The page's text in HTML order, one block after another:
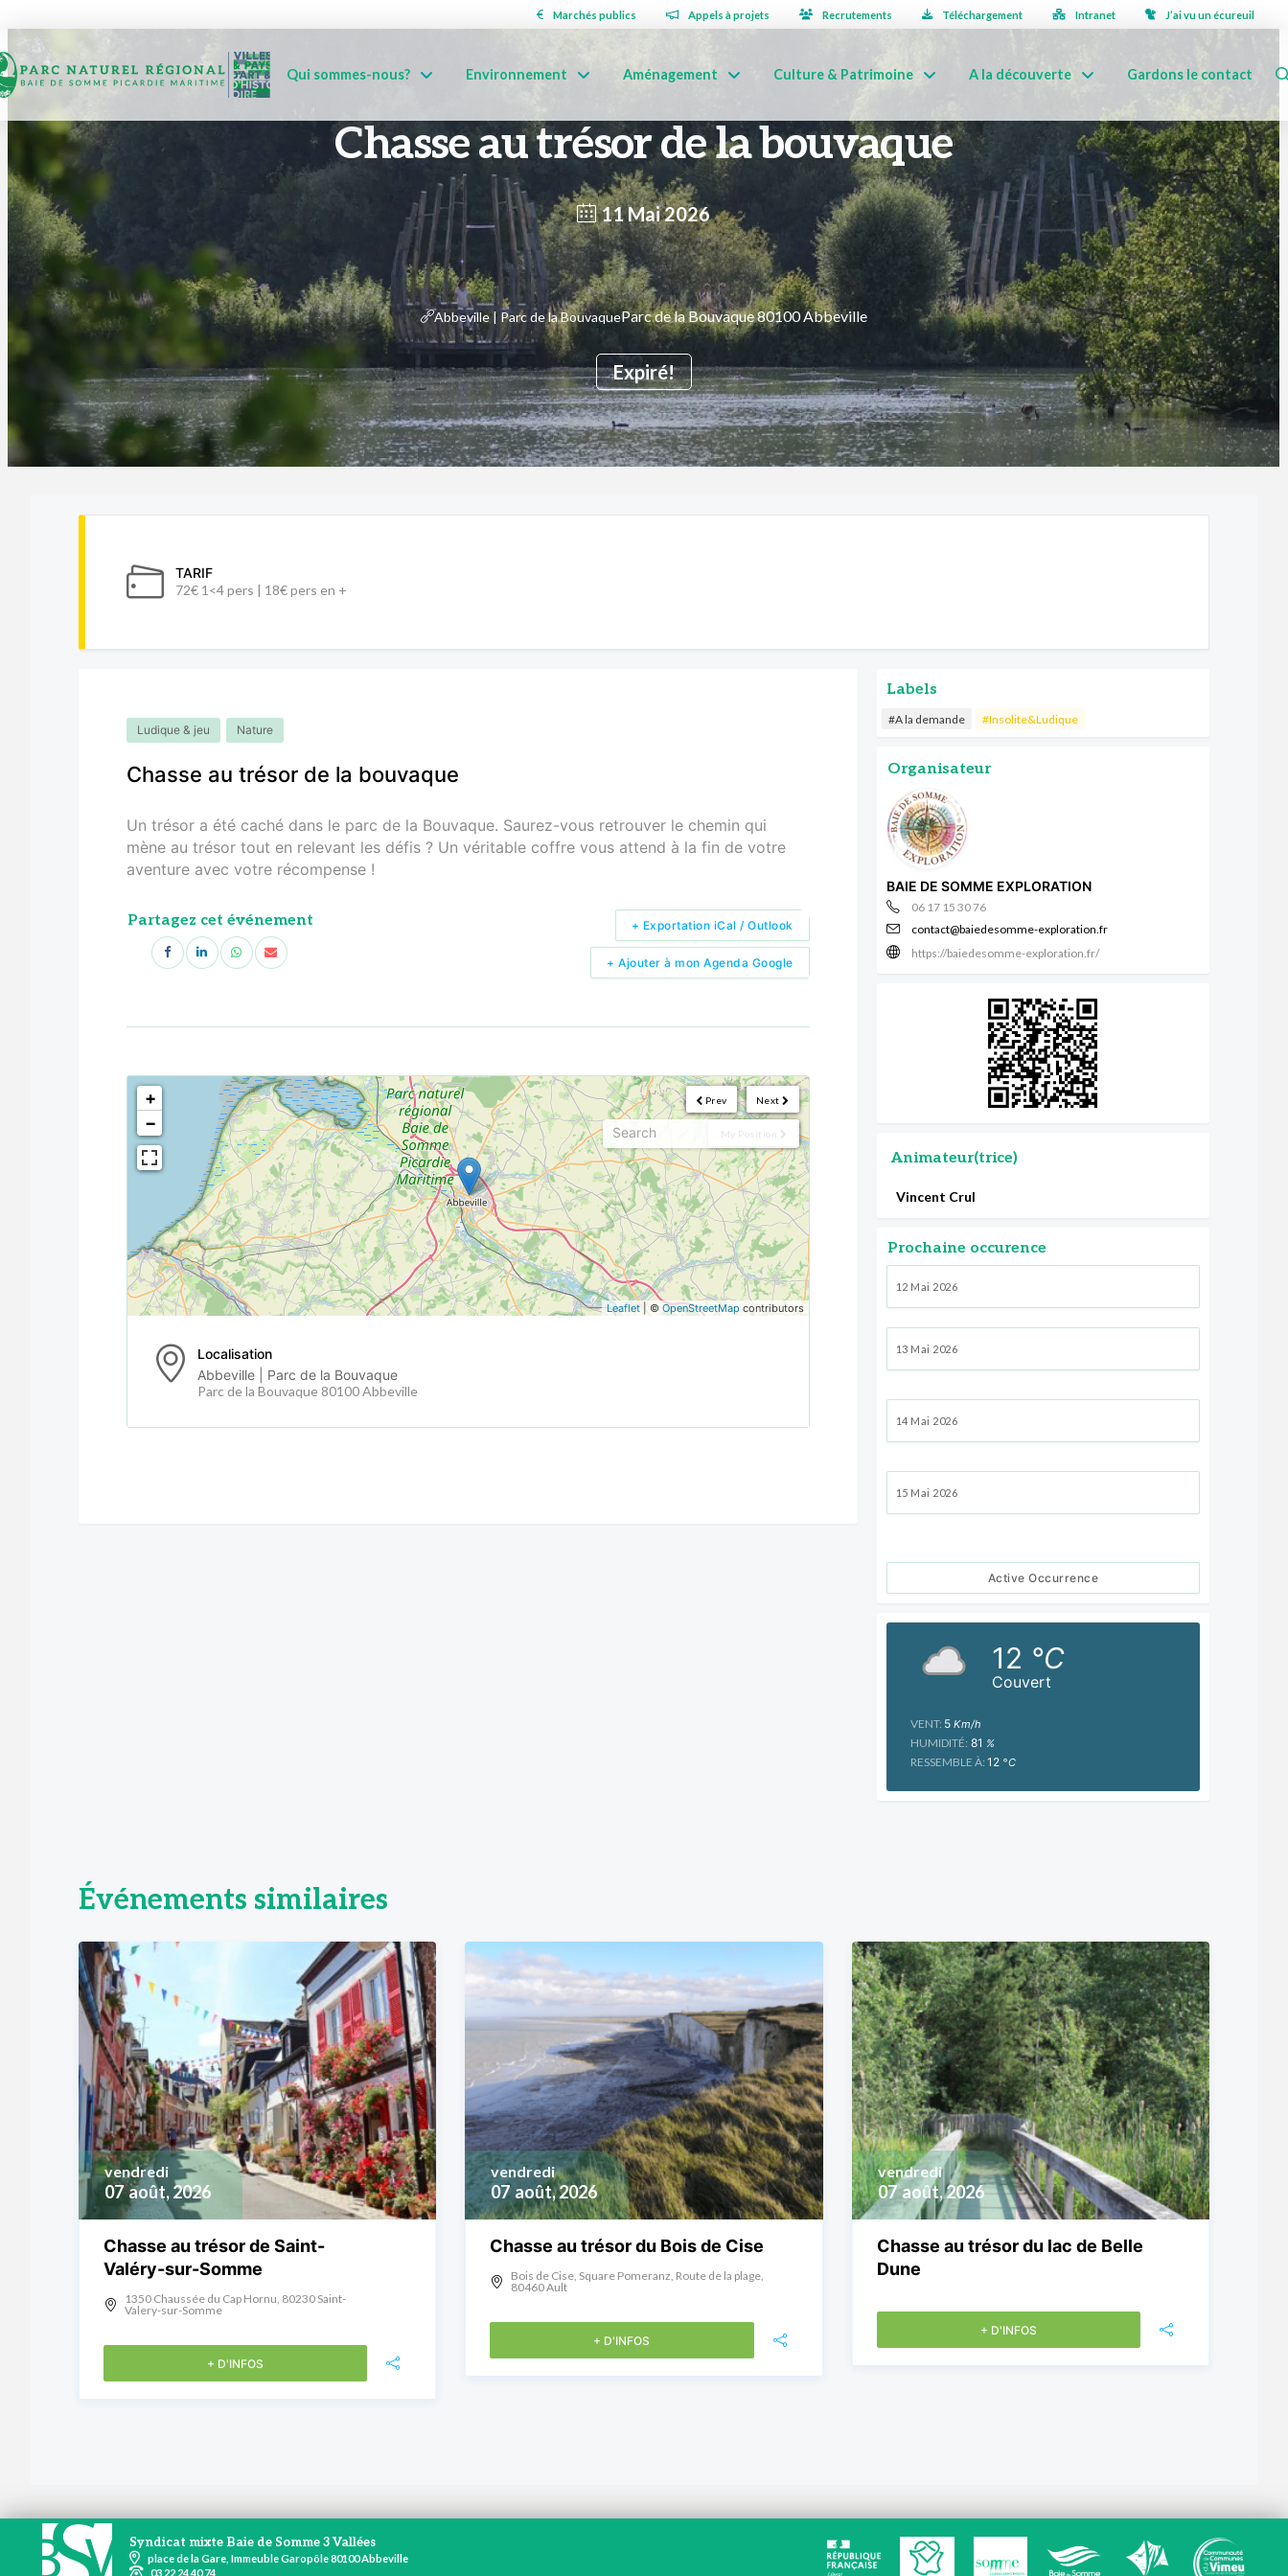
Marchés publics Appels à projets Recrutements Téléchargement Intranet J’ai vu un écureuil
Qui sommes-nous? Environnement Aménagement Culture & Patrimoine A la découverte Gardons le contact
Chasse au trésor de la bouvaque
11 Mai 2026
Expiré!
Abbeville | Parc de la BouvaqueParc de la Bouvaque 80100 Abbeville
TARIF
72€ 1<4 pers | 18€ pers en +
Ludique & jeu Nature
Chasse au trésor de la bouvaque
Un trésor a été caché dans le parc de la Bouvaque. Saurez-vous retrouver le chemin qui
mène au trésor tout en relevant les défis ? Un véritable coffre vous attend à la fin de votre
aventure avec votre récompense !
Partagez cet événement
+ Ajouter à mon Agenda Google
+ Exportation iCal / Outlook
Next
Prev
My Position
<!---->
+
−
Leaflet| © OpenStreetMap contributors
Localisation
Abbeville | Parc de la Bouvaque
Parc de la Bouvaque 80100 Abbeville
Labels
#A la demande #Insolite&Ludique
Organisateur
BAIE DE SOMME EXPLORATION
06 17 15 30 76
contact@baiedesomme-exploration.fr
https://baiedesomme-exploration.fr/
Animateur(trice)
Vincent Crul
Prochaine occurence
12 Mai 2026
13 Mai 2026
14 Mai 2026
15 Mai 2026
Active Occurrence
Couvert
12 °C
VENT: 5Km/h
HUMIDITÉ: 81 %
RESSEMBLE À: 12°C
Événements similaires
07 août, 2026
vendredi
Chasse au trésor de Saint-
Valéry-sur-Somme
1350 Chaussée du Cap Hornu, 80230 Saint-
Valery-sur-Somme
+ D'INFOS
07 août, 2026
vendredi
Chasse au trésor du Bois de Cise
Bois de Cise, Square Pomeranz, Route de la plage,
80460 Ault
+ D'INFOS
07 août, 2026
vendredi
Chasse au trésor du lac de Belle
Dune
+ D'INFOS
Syndicat mixte Baie de Somme 3 Vallées
place de la Gare, Immeuble Garopôle 80100 Abbeville
03 22 24 40 74